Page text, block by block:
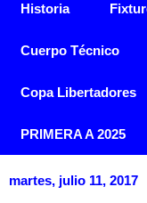
Historia
Cuerpo Técnico
Copa Libertadores
PRIMERA A 2025
martes, julio 11, 2017